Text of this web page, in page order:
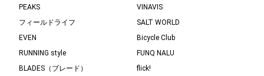
PEAKS
VINAVIS
フィールドライフ
SALT WORLD
EVEN
Bicycle Club
RUNNING style
FUNQ NALU
BLADES（ブレード）
flick!